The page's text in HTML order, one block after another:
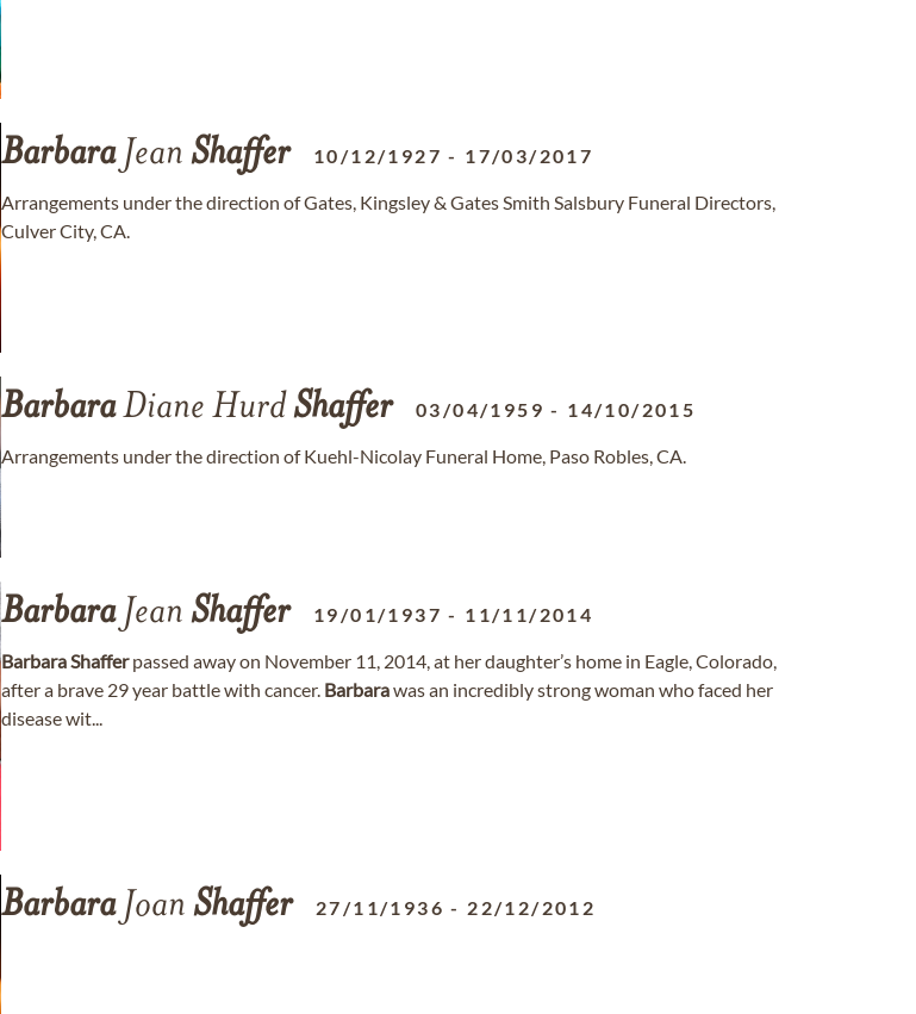
BarbaraJean Shaffer 10/12/1927 - 17/03/2017
Arrangements under the direction of Gates, Kingsley & Gates Smith Salsbury Funeral Directors,
Culver City, CA.
BarbaraDiane HurdShaffer 03/04/1959 - 14/10/2015
Arrangements under the direction of Kuehl-Nicolay Funeral Home, Paso Robles, CA.
BarbaraJean Shaffer 19/01/1937 - 11/11/2014
BarbaraShafferpassed away on November 11, 2014, at her daughter’s home in Eagle, Colorado,
after a brave 29 year battle with cancer. Barbarawas an incredibly strong woman who faced her
disease wit...
BarbaraJoan Shaffer 27/11/1936 - 22/12/2012